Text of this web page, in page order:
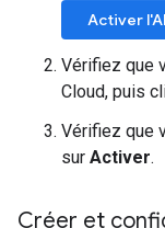
Activer
Vérifiez que
Cloud, puis
Vérifiez que
sur Activer.
Créer et